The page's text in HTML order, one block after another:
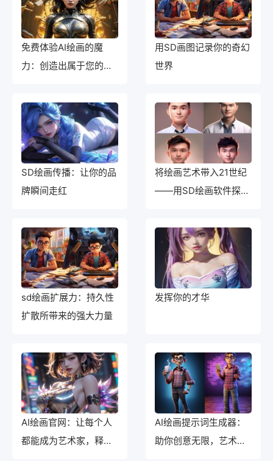
免费体验AI绘画的魔
力：创造出属于您的艺
用SD画图记录你的奇幻
世界
SD绘画传播：让你的品
牌瞬间走红
将绘画艺术带入21世纪
——用SD绘画软件探索
sd绘画扩展力：持久性
扩散所带来的强大力量
发挥你的才华
AI绘画官网：让每个人
都能成为艺术家，释放
AI绘画提示词生成器：
助你创意无限，艺术风